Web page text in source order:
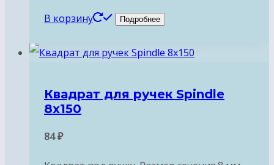
В корзину Подробнее
Квадрат для ручек Spindle
8х150
84₽